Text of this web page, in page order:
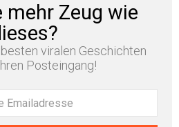
mehr Zeug wie
viralen Geschichten
Posteingang!